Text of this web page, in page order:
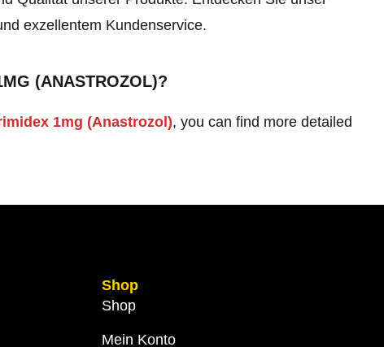
exzellentem Kundenservice.
(ANASTROZOL)?
1mg (Anastrozol), you can find more detailed
Shop
Shop
Mein Konto